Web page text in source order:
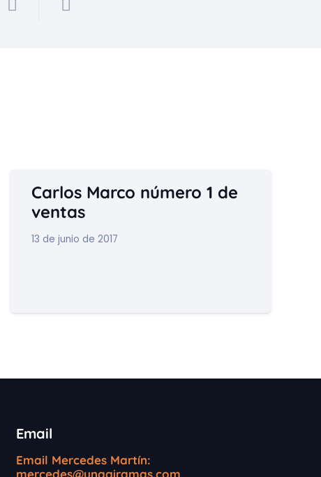
Carlos Marco número 1 de
ventas
13 de junio de 2017
Email
Email Mercedes Martín: